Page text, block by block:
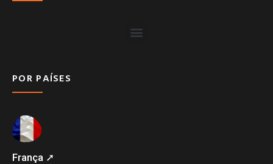
POR PAÍSES
França ➚